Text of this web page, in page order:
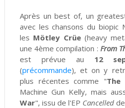
Après un best of, un
avec les chansons du biopic
les Mötley Crüe(heavy
une 4ème compilation : From
est prévue au 12
(précommande), et on y
plus récentes comme "The
Machine Gun Kelly, mais
War", issu de l'EP Cancelledde